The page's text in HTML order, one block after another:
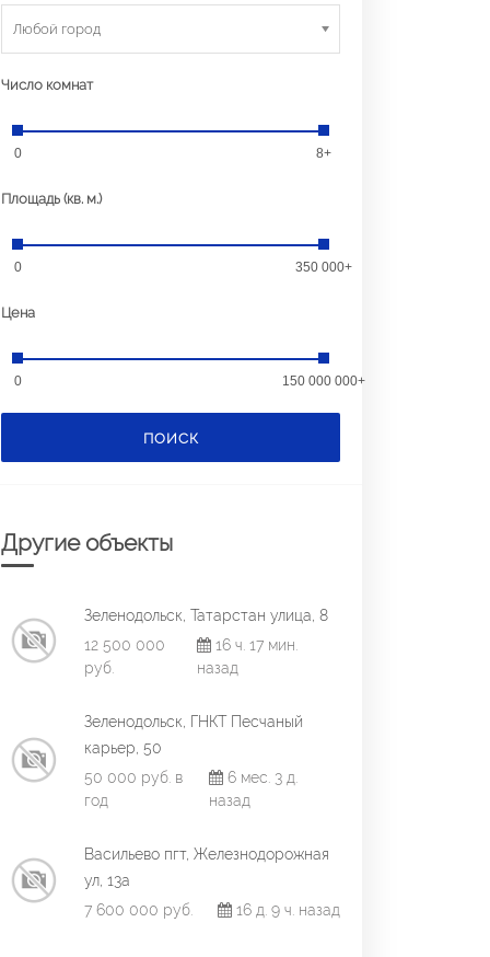
Любой город
Число комнат
0 8+
Площадь (кв. м.)
0 350 000+
Цена
0 150 000 000+
ПОИСК
Другие объекты
Зеленодольск, Татарстан улица, 8
12 500 000
руб.
16 ч. 17 мин.
назад
Зеленодольск, ГНКТ Песчаный
карьер, 50
50 000 руб. в
год
6 мес. 3 д.
назад
Васильево пгт, Железнодорожная
ул, 13а
7 600 000 руб.
16 д. 9 ч. назад